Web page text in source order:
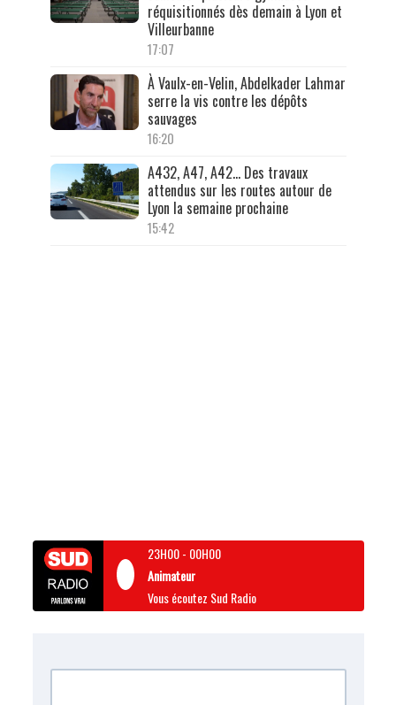
réquisitionnés dès demain à Lyon et
Villeurbanne
17:07
À Vaulx-en-Velin, Abdelkader Lahmar
serre la vis contre les dépôts
sauvages
16:20
A432, A47, A42… Des travaux
attendus sur les routes autour de
Lyon la semaine prochaine
15:42
23H00- 00H00
Animateur
Vous écoutez Sud Radio